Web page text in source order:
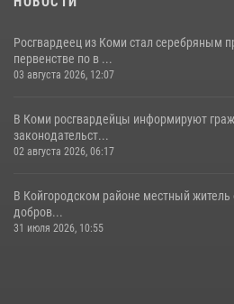
Росгвардеец из Коми стал серебряным
первенстве по в ...
03 августа 2026, 12:07
В Коми росгвардейцы информируют
законодательст...
02 августа 2026, 06:17
В Койгородском районе местный
добров...
31 июля 2026, 10:55